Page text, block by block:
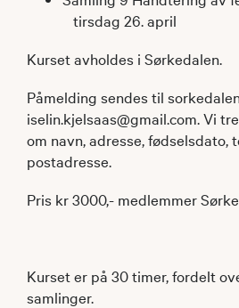
tirsdag 26. april
Kurset avholdes i Sørkedalen.
Påmelding sendes til
iselin.kjelsaas@gmail.com. Vi
om navn, adresse, fødselsdato,
postadresse.
Pris kr 3000,- medlemmer
Kurset er på 30 timer, fordelt
samlinger.